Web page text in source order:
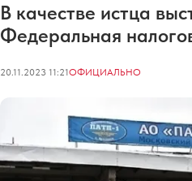
В качестве истца
Федеральная
20.11.2023 11:21ОФИЦИАЛЬНО